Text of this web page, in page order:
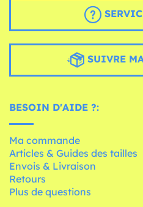
SUIVRE
BESOIN D'AIDE ?:
Ma commande
Articles & Guides des tailles
Envois & Livraison
Retours
Plus de questions